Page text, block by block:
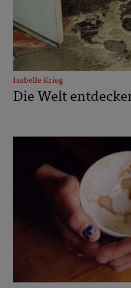
Isabelle Krieg
Die Welt